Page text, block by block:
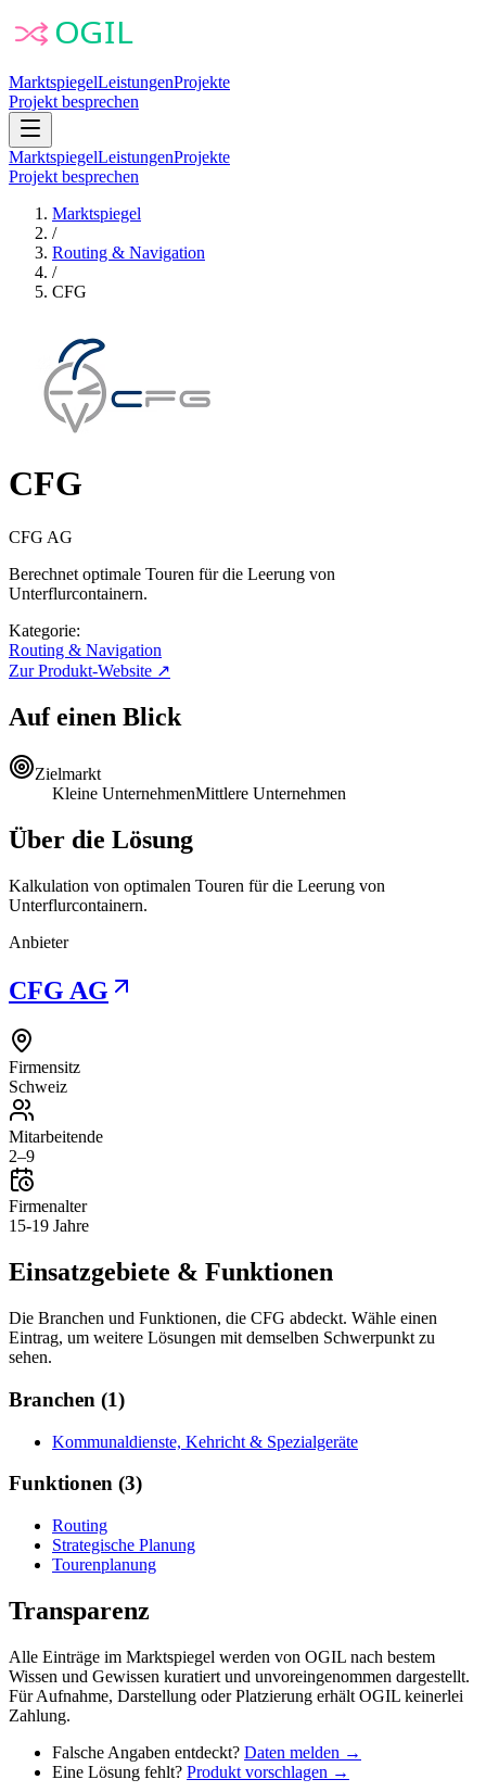
MarktspiegelLeistungenProjekte
Projekt besprechen
MarktspiegelLeistungenProjekte
Projekt besprechen
Marktspiegel
/
Routing & Navigation
/
CFG
CFG
CFG AG
Berechnet optimale Touren für die Leerung von
Unterflurcontainern.
Kategorie:
Routing & Navigation
Zur Produkt-Website ↗
Auf einen Blick
Zielmarkt
Kleine UnternehmenMittlere Unternehmen
Über die Lösung
Kalkulation von optimalen Touren für die Leerung von
Unterflurcontainern.
Anbieter
CFG AG
Firmensitz
Schweiz
Mitarbeitende
2–9
Firmenalter
15-19 Jahre
Einsatzgebiete & Funktionen
Die Branchen und Funktionen, die CFG abdeckt. Wähle einen
Eintrag, um weitere Lösungen mit demselben Schwerpunkt zu
sehen.
Branchen (1)
Kommunaldienste, Kehricht & Spezialgeräte
Funktionen (3)
Routing
Strategische Planung
Tourenplanung
Transparenz
Alle Einträge im Marktspiegel werden von OGIL nach bestem
Wissen und Gewissen kuratiert und unvoreingenommen dargestellt.
Für Aufnahme, Darstellung oder Platzierung erhält OGIL keinerlei
Zahlung.
Falsche Angaben entdeckt? Daten melden →
Eine Lösung fehlt? Produkt vorschlagen →